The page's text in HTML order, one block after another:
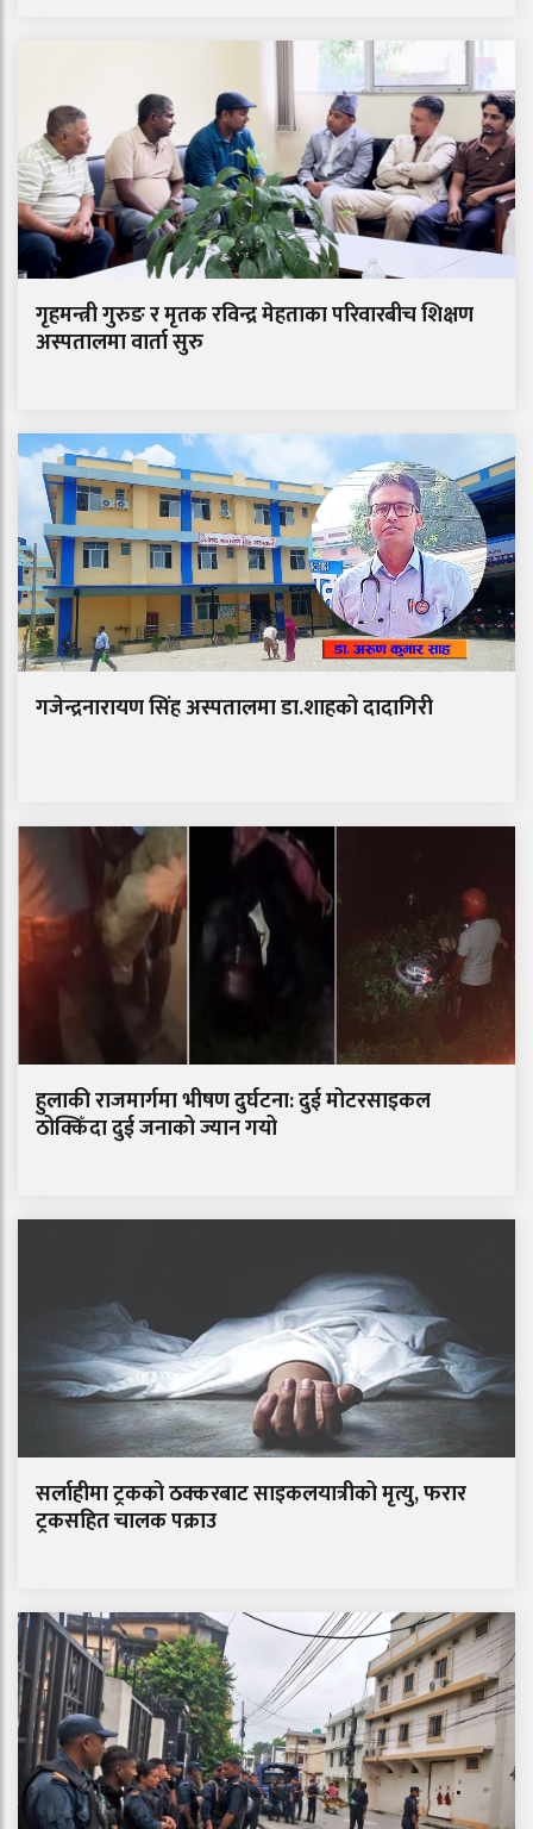
गृहमन्त्री गुरुङ र मृतक रविन्द्र मेहताका परिवारबीच शिक्षण
अस्पतालमा वार्ता सुरु
गजेन्द्रनारायण सिंह अस्पतालमा डा.शाहको दादागिरी
हुलाकी राजमार्गमा भीषण दुर्घटना: दुई मोटरसाइकल
ठोक्किँदा दुई जनाको ज्यान गयो
सर्लाहीमा ट्रकको ठक्करबाट साइकलयात्रीको मृत्यु, फरार
ट्रकसहित चालक पक्राउ